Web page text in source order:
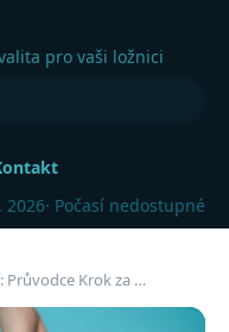
pro vaši ložnici
2026· Počasí nedostupné
Průvodce Krok za …